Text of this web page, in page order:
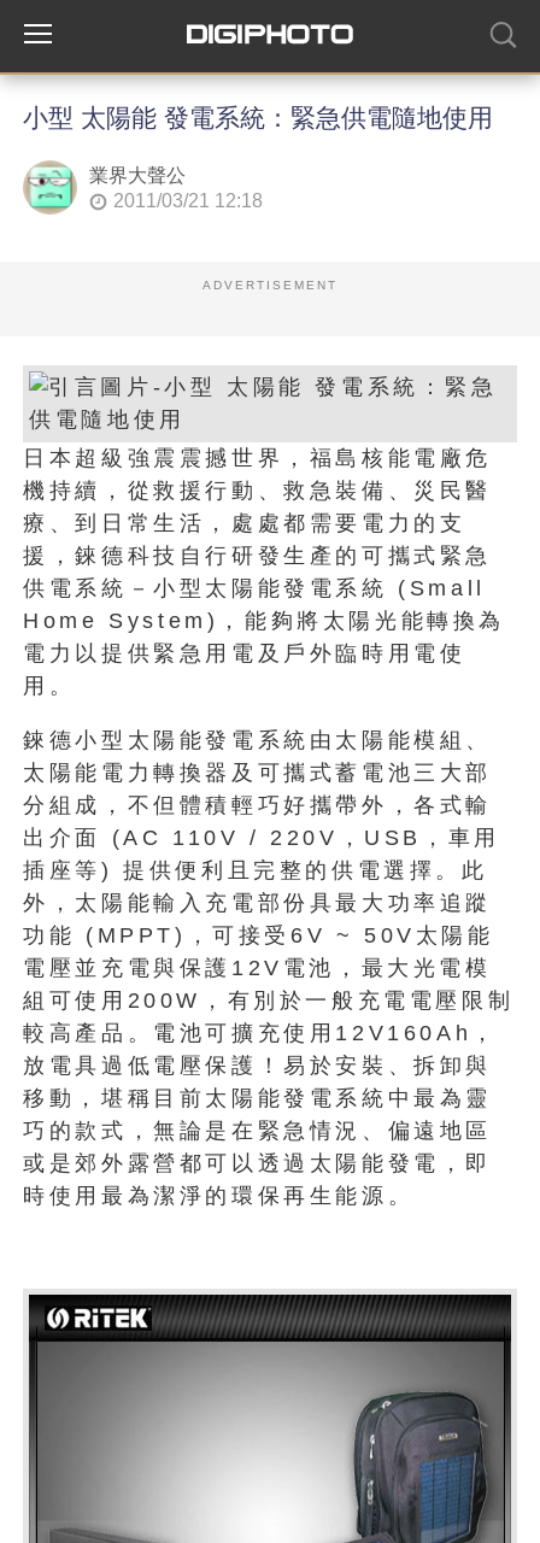
小型 太陽能 發電系統：緊急供電隨地使用
業界大聲公
2011/03/21 12:18
ADVERTISEMENT
日本超級強震震撼世界，福島核能電廠危
機持續，從救援行動、救急裝備、災民醫
療、到日常生活，處處都需要電力的支
援，錸德科技自行研發生產的可攜式緊急
供電系統－小型太陽能發電系統 (Small
Home System)，能夠將太陽光能轉換為
電力以提供緊急用電及戶外臨時用電使
用。
錸德小型太陽能發電系統由太陽能模組、
太陽能電力轉換器及可攜式蓄電池三大部
分組成，不但體積輕巧好攜帶外，各式輸
出介面 (AC 110V / 220V，USB，車用
插座等) 提供便利且完整的供電選擇。此
外，太陽能輸入充電部份具最大功率追蹤
功能 (MPPT)，可接受6V ~ 50V太陽能
電壓並充電與保護12V電池，最大光電模
組可使用200W，有別於一般充電電壓限制
較高產品。電池可擴充使用12V160Ah，
放電具過低電壓保護！易於安裝、拆卸與
移動，堪稱目前太陽能發電系統中最為靈
巧的款式，無論是在緊急情況、偏遠地區
或是郊外露營都可以透過太陽能發電，即
時使用最為潔淨的環保再生能源。